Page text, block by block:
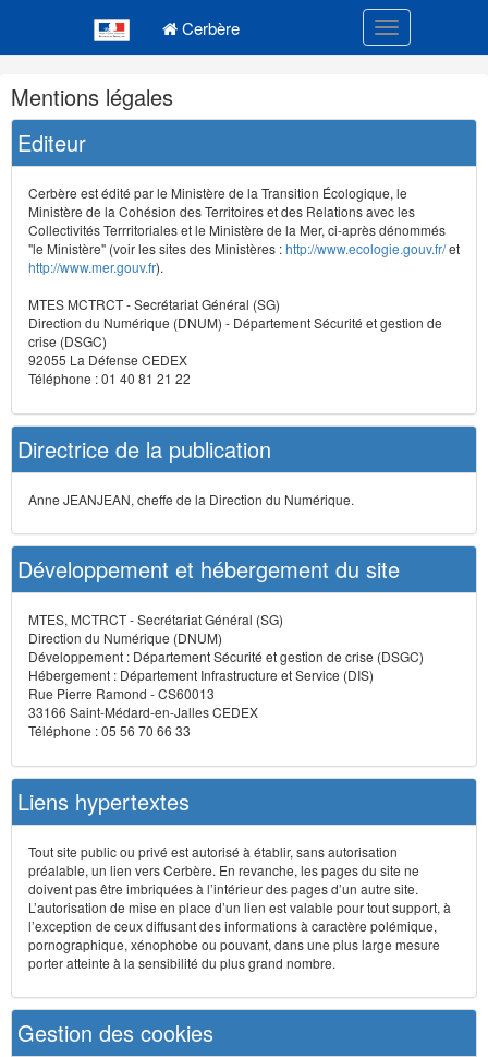
Cerbère Toggle
Navigation
et
outils
annexes
Mentions légales
Editeur
Cerbère est édité par le Ministère de la Transition Écologique, le
Ministère de la Cohésion des Territoires et des Relations avec les
Collectivités Terrritoriales et le Ministère de la Mer, ci-après dénommés
"le Ministère" (voir les sites des Ministères :http://www.ecologie.gouv.fr/et
http://www.mer.gouv.fr).
MTES MCTRCT - Secrétariat Général (SG)
Direction du Numérique (DNUM) - Département Sécurité et gestion de
crise (DSGC)
92055 La Défense CEDEX
Téléphone : 01 40 81 21 22
Directrice de la publication
Anne JEANJEAN, cheffe de la Direction du Numérique.
Développement et hébergement du site
MTES, MCTRCT - Secrétariat Général (SG)
Direction du Numérique (DNUM)
Développement : Département Sécurité et gestion de crise (DSGC)
Hébergement : Département Infrastructure et Service (DIS)
Rue Pierre Ramond - CS60013
33166 Saint-Médard-en-Jalles CEDEX
Téléphone : 05 56 70 66 33
Liens hypertextes
Tout site public ou privé est autorisé à établir, sans autorisation
préalable, un lien vers Cerbère. En revanche, les pages du site ne
doivent pas être imbriquées à l’intérieur des pages d’un autre site.
L’autorisation de mise en place d’un lien est valable pour tout support, à
l’exception de ceux diffusant des informations à caractère polémique,
pornographique, xénophobe ou pouvant, dans une plus large mesure
porter atteinte à la sensibilité du plus grand nombre.
Gestion des cookies